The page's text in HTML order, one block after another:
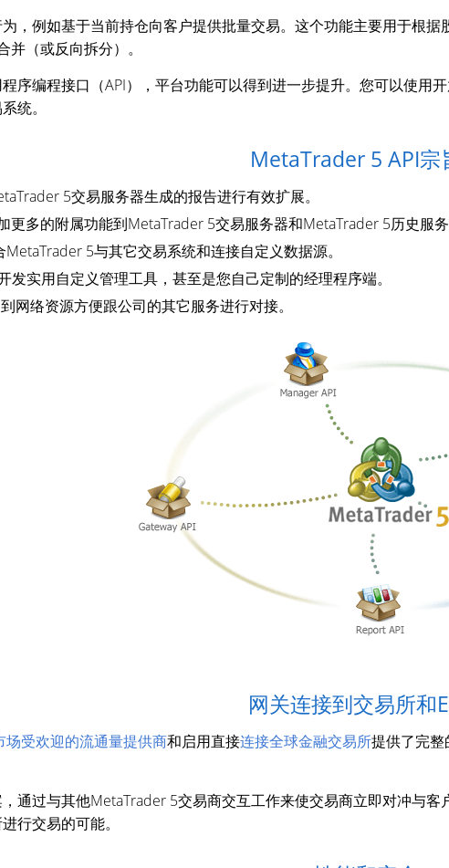
，例如基于当前持仓向客户提供批量交易。这个功能主要用于根
（或反向拆分）。
序编程接口（API），平台功能可以得到进一步提升。您可以使用
统。
MetaTrader 5 API宗
5交易服务器生成的报告进行有效扩展。
更多的附属功能到MetaTrader 5交易服务器和MetaTrader 5历史服务
MetaTrader 5与其它交易系统和连接自定义数据源。
发实用自定义管理工具，甚至是您自己定制的经理程序端。
网络资源方便跟公司的其它服务进行对接。
网关连接到交易所和
场受欢迎的流通量提供商和启用直接连接全球金融交易所提供了完
通过与其他MetaTrader 5交易商交互工作来使交易商立即对冲与
行交易的可能。